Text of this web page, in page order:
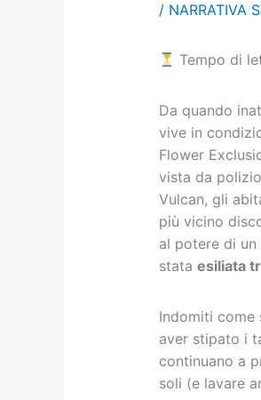
/ NARRATIVA
Tempo di
Da quando
vive in
Flower
vista da
Vulcan, gli
più vicino
al potere di
stata esiliata
Indomiti come
aver stipato i
continuano a
soli (e lavare